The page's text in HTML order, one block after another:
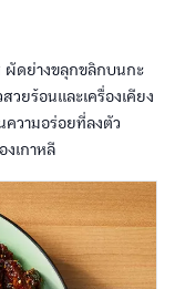
ผัดย่างขลุกขลิกบนกะ
ยร้อนและเครื่องเคียง
วามอร่อยที่ลงตัว
งเกาหลี